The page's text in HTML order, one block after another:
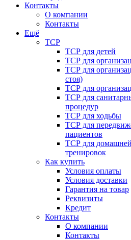
Контакты
О компании
Контакты
Ещё
ТСР
ТСР для детей
ТСР для
ТСР для
стоя)
ТСР для
ТСР для
процедур
ТСР для ходьбы
ТСР для
пациентов
ТСР для
тренировок
Как купить
Условия оплаты
Условия доставки
Гарантия на товар
Реквизиты
Кредит
Контакты
О компании
Контакты